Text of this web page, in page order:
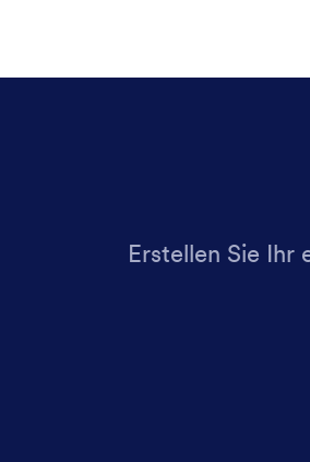
Erstellen Sie